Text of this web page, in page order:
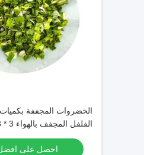
الخضروات المجففة
مع اللون الطبيعي والذوق
احصل على